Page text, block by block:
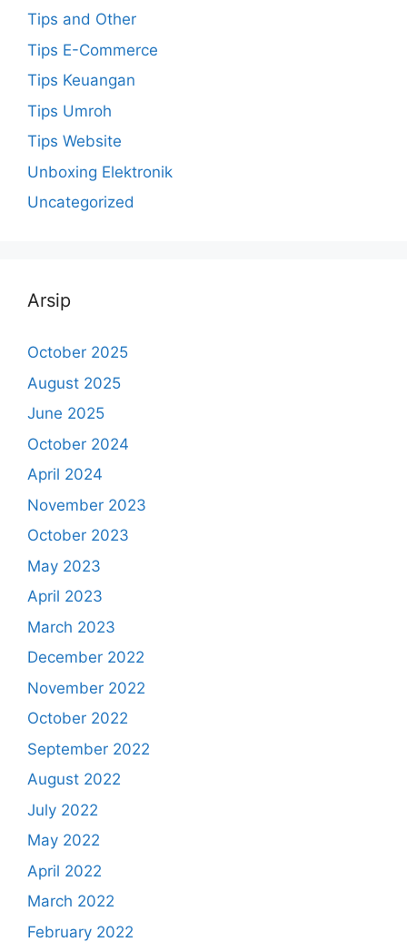
Tips and Other
Tips E-Commerce
Tips Keuangan
Tips Umroh
Tips Website
Unboxing Elektronik
Uncategorized
Arsip
October 2025
August 2025
June 2025
October 2024
April 2024
November 2023
October 2023
May 2023
April 2023
March 2023
December 2022
November 2022
October 2022
September 2022
August 2022
July 2022
May 2022
April 2022
March 2022
February 2022